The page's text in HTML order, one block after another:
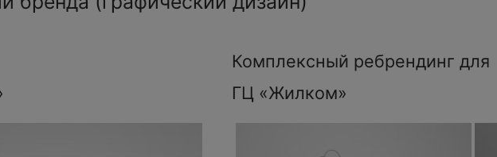
Комплексный ребрендинг для
ГЦ «Жилком»